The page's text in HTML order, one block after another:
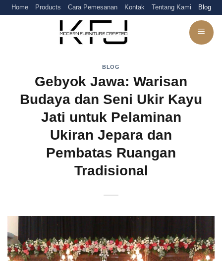
SkipHome Products Cara Pemesanan Kontak Tentang Kami Blog
BLOG
Gebyok Jawa: Warisan
Budaya dan Seni Ukir Kayu
Jati untuk Pelaminan
Ukiran Jepara dan
Pembatas Ruangan
Tradisional